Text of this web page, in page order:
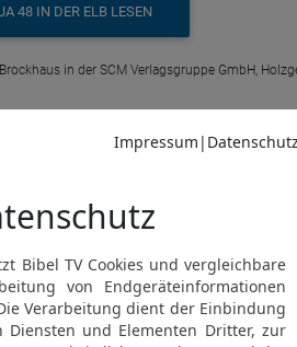
48 IN DER ELB LESEN
in der SCM Verlagsgruppe GmbH,
der Schlachter 2000
es nun nicht
was du nicht
48 IN DER SLT LESEN